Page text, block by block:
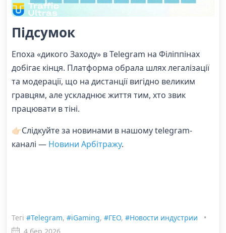
Підсумок
Епоха «дикого Заходу» в Telegram на Філіппінах
добігає кінця. Платформа обрала шлях легалізації
та модерації, що на дистанції вигідно великим
гравцям, але ускладнює життя тим, хто звик
працювати в тіні.
👉🏻Слідкуйте за новинами в нашому telegram-
каналі — Новини Арбітражу.
Тегі #Telegram, #iGaming, #ГЕО, #Новости индустрии
•